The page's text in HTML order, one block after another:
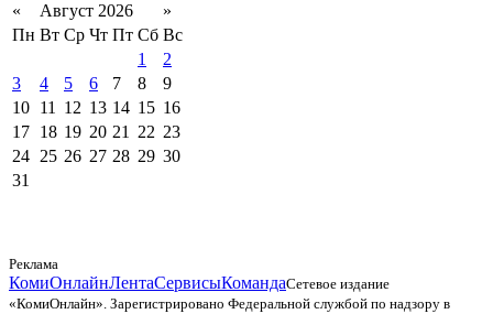
« Август 2026
»
Пн Вт Ср Чт Пт Сб Вс
1
2
3
4 5 6 7 8
9
10 11 12 13 14 15 16
17 18 19 20 21 22 23
24 25 26 27 28 29 30
31
Реклама
КомиОнлайнЛентаСервисыКомандаСетевое издание
«КомиОнлайн». Зарегистрировано Федеральной службой по надзору в